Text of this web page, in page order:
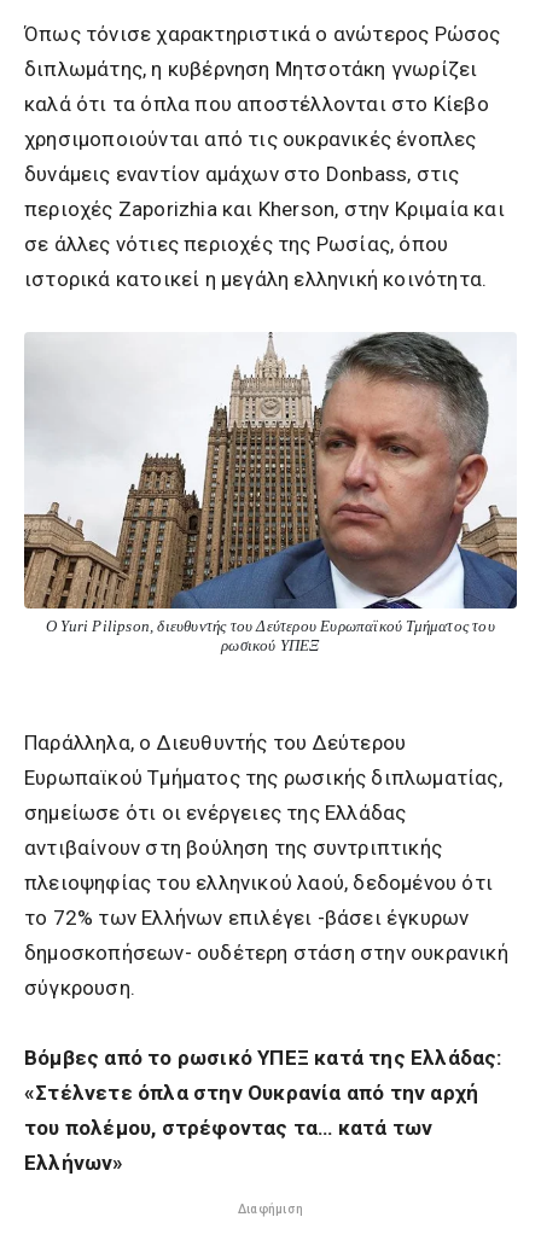
Όπως τόνισε χαρακτηριστικά ο ανώτερος Ρώσος
διπλωμάτης, η κυβέρνηση Μητσοτάκη γνωρίζει
καλά ότι τα όπλα που αποστέλλονται στο Κίεβο
χρησιμοποιούνται από τις ουκρανικές ένοπλες
δυνάμεις εναντίον αμάχων στο Donbass, στις
περιοχές Zaporizhia και Kherson, στην Κριμαία και
σε άλλες νότιες περιοχές της Ρωσίας, όπου
ιστορικά κατοικεί η μεγάλη ελληνική κοινότητα.
Ο Yuri Pilipson, διευθυντής του Δεύτερου Ευρωπαϊκού Τμήματος του
ρωσικού ΥΠΕΞ
Παράλληλα, ο Διευθυντής του Δεύτερου
Ευρωπαϊκού Τμήματος της ρωσικής διπλωματίας,
σημείωσε ότι οι ενέργειες της Ελλάδας
αντιβαίνουν στη βούληση της συντριπτικής
πλειοψηφίας του ελληνικού λαού, δεδομένου ότι
το 72% των Ελλήνων επιλέγει -βάσει έγκυρων
δημοσκοπήσεων- ουδέτερη στάση στην ουκρανική
σύγκρουση.
Βόμβες από το ρωσικό ΥΠΕΞ κατά της Ελλάδας:
«Στέλνετε όπλα στην Ουκρανία από την αρχή
του πολέμου, στρέφοντας τα… κατά των
Ελλήνων»
Διαφήμιση